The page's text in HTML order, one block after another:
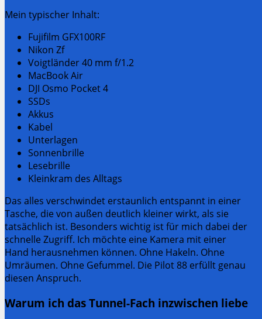
Mein typischer Inhalt:
Fujifilm GFX100RF
Nikon Zf
Voigtländer 40 mm f/1.2
MacBook Air
DJI Osmo Pocket 4
SSDs
Akkus
Kabel
Unterlagen
Sonnenbrille
Lesebrille
Kleinkram des Alltags
Das alles verschwindet erstaunlich entspannt in einer
Tasche, die von außen deutlich kleiner wirkt, als sie
tatsächlich ist. Besonders wichtig ist für mich dabei der
schnelle Zugriff. Ich möchte eine Kamera mit einer
Hand herausnehmen können. Ohne Hakeln. Ohne
Umräumen. Ohne Gefummel. Die Pilot 88 erfüllt genau
diesen Anspruch.
Warum ich das Tunnel-Fach inzwischen liebe